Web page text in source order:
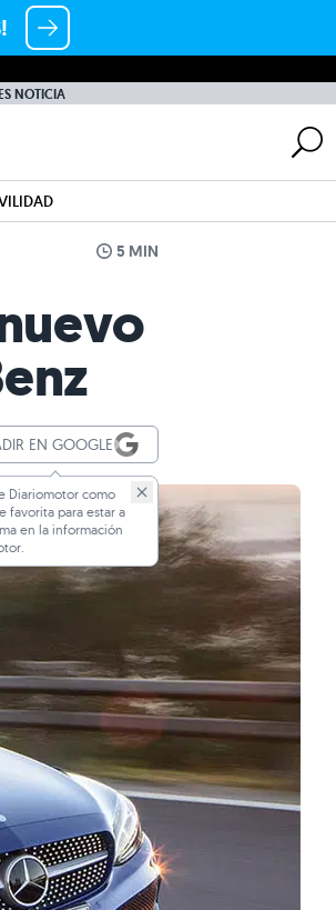
NOTICIA
5 MIN
EN GOOGLE
Diariomotor como
favorita para estar a
en la información